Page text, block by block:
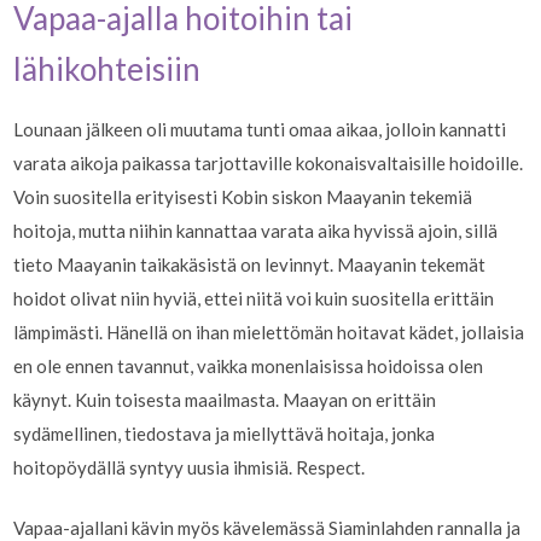
Vapaa-ajalla hoitoihin tai
lähikohteisiin
Lounaan jälkeen oli muutama tunti omaa aikaa, jolloin kannatti
varata aikoja paikassa tarjottaville kokonaisvaltaisille hoidoille.
Voin suositella erityisesti Kobin siskon Maayanin tekemiä
hoitoja, mutta niihin kannattaa varata aika hyvissä ajoin, sillä
tieto Maayanin taikakäsistä on levinnyt. Maayanin tekemät
hoidot olivat niin hyviä, ettei niitä voi kuin suositella erittäin
lämpimästi. Hänellä on ihan mielettömän hoitavat kädet, jollaisia
en ole ennen tavannut, vaikka monenlaisissa hoidoissa olen
käynyt. Kuin toisesta maailmasta. Maayan on erittäin
sydämellinen, tiedostava ja miellyttävä hoitaja, jonka
hoitopöydällä syntyy uusia ihmisiä. Respect.
Vapaa-ajallani kävin myös kävelemässä Siaminlahden rannalla ja